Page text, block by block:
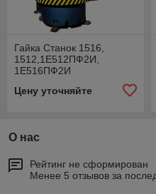
Гайка Станок 1516,
1512,1Е512ПФ2И,
1Е516ПФ2И
Цену уточняйте
О нас
Рейтинг не сформирован
Менее 5 отзывов за